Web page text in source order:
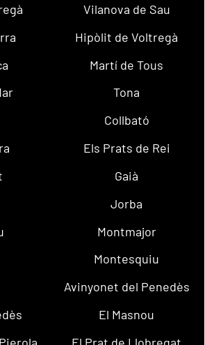
Vilanova de Sau
Hipòlit de Voltregà
Martí de Tous
Tona
Collbató
Els Prats de Rei
Gaià
Jorba
Montmajor
Montesquiu
Avinyonet del Penedès
El Masnou